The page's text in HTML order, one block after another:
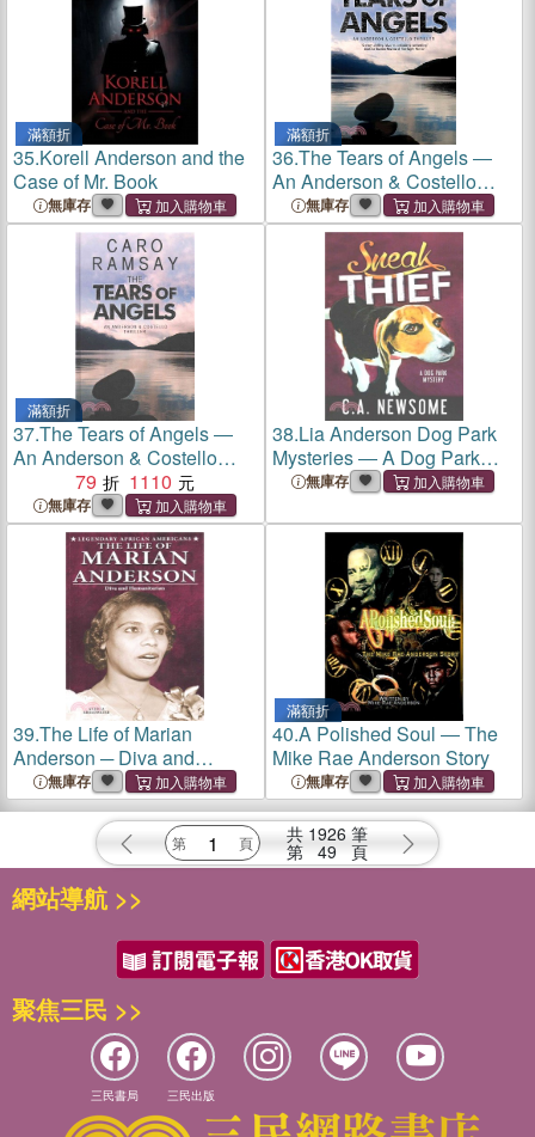
滿額折
35.Korell Anderson and the
Case of Mr. Book
無庫存
滿額折
36.The Tears of Angels ―
An Anderson & Costello
Scottish Police Procedural
無庫存
滿額折
37.The Tears of Angels ―
An Anderson & Costello
Scottish Police Procedural
79 1110
無庫存
38.Lia Anderson Dog Park
Mysteries ― A Dog Park
Mystery
無庫存
39.The Life of Marian
Anderson ─ Diva and
Humanitarian
無庫存
滿額折
40.A Polished Soul ― The
Mike Rae Anderson Story
無庫存
共 1926 筆
第 49 頁
網站導航 >>
聚焦三民 >>
三民書局 三民出版